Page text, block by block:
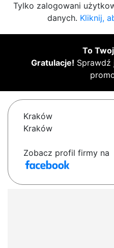
Tylko zalogowani
danych. Kliknij,
To
Gratulacje! Sprawdź
Kraków
Kraków
Zobacz profil firmy na